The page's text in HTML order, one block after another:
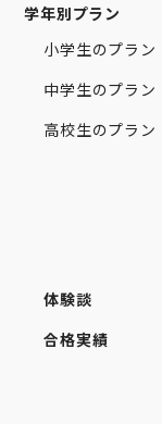
学年別プラン
小学生のプラン
中学生のプラン
高校生のプラン
体験談
合格実績